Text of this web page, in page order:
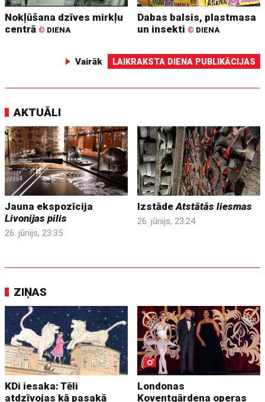
Nokļūšana dzīves mirkļu
centrā © DIENA
Dabas balsis, plastmasa
un insekti © DIENA
Vairāk LAIKRAKSTA DIENA PUBLIKĀCIJAS
AKTUĀLI
Jauna ekspozīcija
Livonijas pilis
26. jūnijs, 23:35
IzstādeAtstātās liesmas
26. jūnijs, 23:24
ZIŅAS
KDi iesaka: Tēli
atdzīvojas kā pasakā
Londonas
Koventgārdena operas